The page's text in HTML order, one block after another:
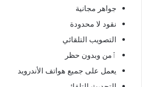
جواهر مجانية
نقود لا محدودة
التصويب التلقائي
ٱمن وبدون حظر
يعمل على جميع هواتف الأندرويد